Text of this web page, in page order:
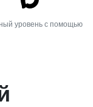
уровень c помощью